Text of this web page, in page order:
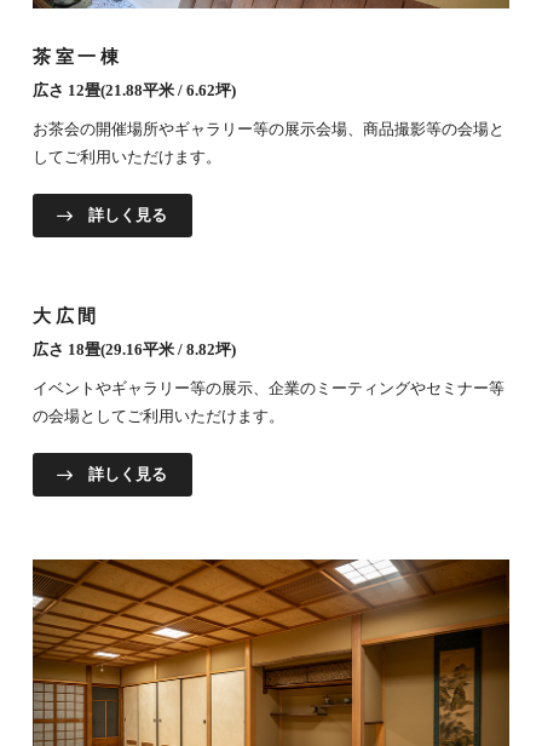
茶室一棟
広さ 12畳(21.88平米 / 6.62坪)
お茶会の開催場所やギャラリー等の展示会場、商品撮影等の会場と
してご利用いただけます。
詳しく見る
大広間
広さ 18畳(29.16平米 / 8.82坪)
イベントやギャラリー等の展示、企業のミーティングやセミナー等
の会場としてご利用いただけます。
詳しく見る